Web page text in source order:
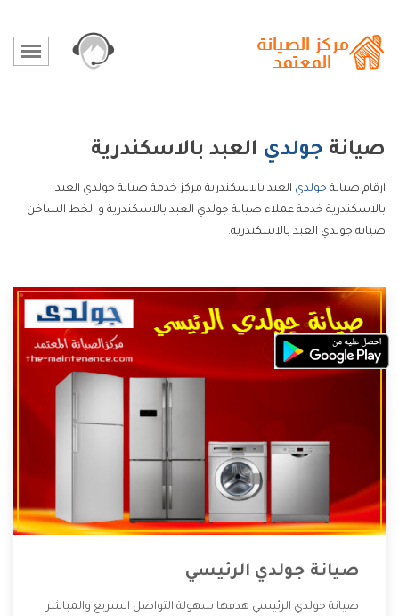
صيانة جولدي العبد بالاسكندرية
ارقام صيانة جولدي العبد بالاسكندرية مركز خدمة صيانة جولدي العبد
بالاسكندرية خدمة عملاء صيانة جولدي العبد بالاسكندرية و الخط الساخن
صيانة جولدي العبد بالاسكندرية.
صيانة جولدي الرئيسي
صيانة جولدي الرئيسي هدفها سهولة التواصل السريع والمباشر